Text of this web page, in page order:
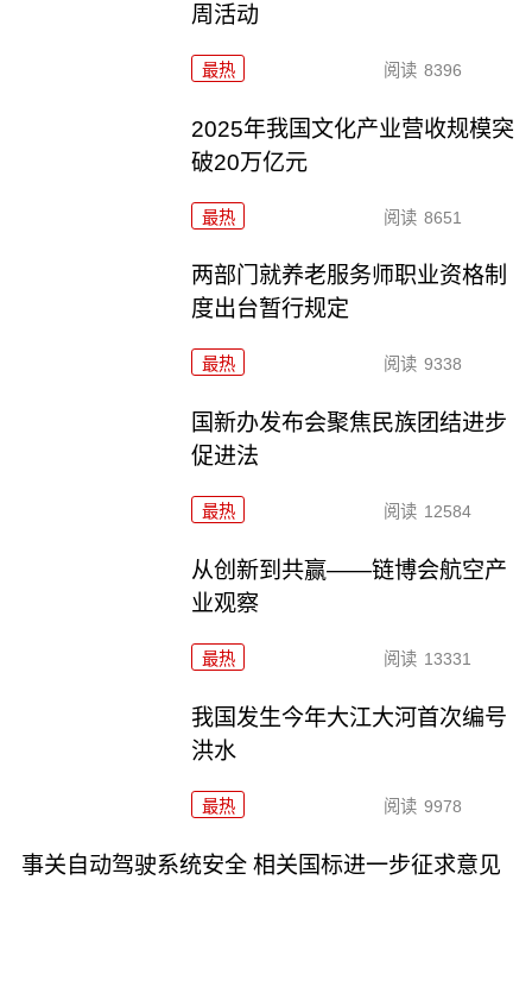
周活动
最热 阅读 8396
2025年我国文化产业营收规模突
破20万亿元
最热 阅读 8651
两部门就养老服务师职业资格制
度出台暂行规定
最热 阅读 9338
国新办发布会聚焦民族团结进步
促进法
最热 阅读 12584
从创新到共赢——链博会航空产
业观察
最热 阅读 13331
我国发生今年大江大河首次编号
洪水
最热 阅读 9978
事关自动驾驶系统安全 相关国标进一步征求意见